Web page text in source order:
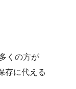
くの方が
存に代える